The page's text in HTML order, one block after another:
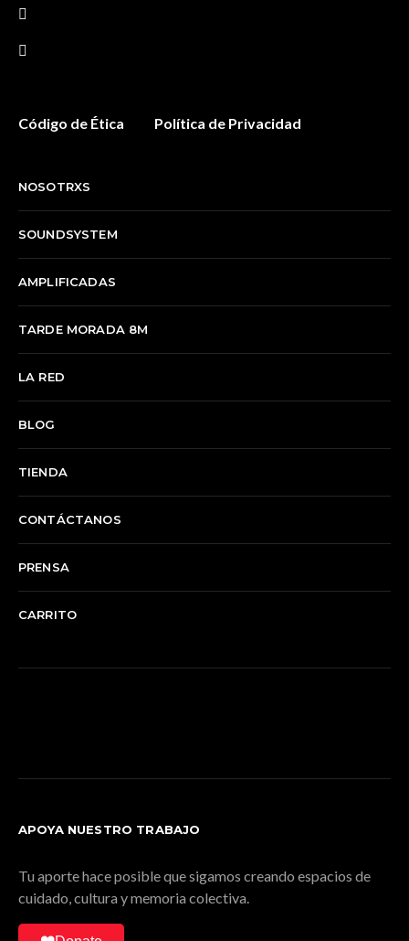
Código de Ética Política de Privacidad
NOSOTRXS
SOUNDSYSTEM
AMPLIFICADAS
TARDE MORADA 8M
LA RED
BLOG
TIENDA
CONTÁCTANOS
PRENSA
CARRITO
APOYA NUESTRO TRABAJO
Tu aporte hace posible que sigamos creando espacios de
cuidado, cultura y memoria colectiva.